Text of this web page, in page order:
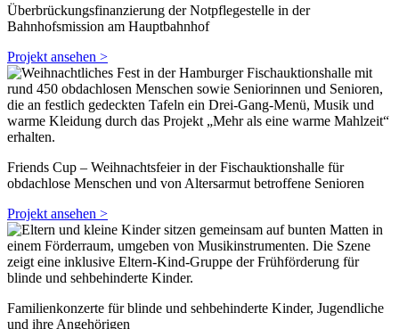
Überbrückungsfinanzierung der Notpflegestelle in der
Bahnhofsmission am Hauptbahnhof
Projekt ansehen >
Friends Cup – Weihnachtsfeier in der Fischauktionshalle für
obdachlose Menschen und von Altersarmut betroffene Senioren
Projekt ansehen >
Familienkonzerte für blinde und sehbehinderte Kinder, Jugendliche
und ihre Angehörigen